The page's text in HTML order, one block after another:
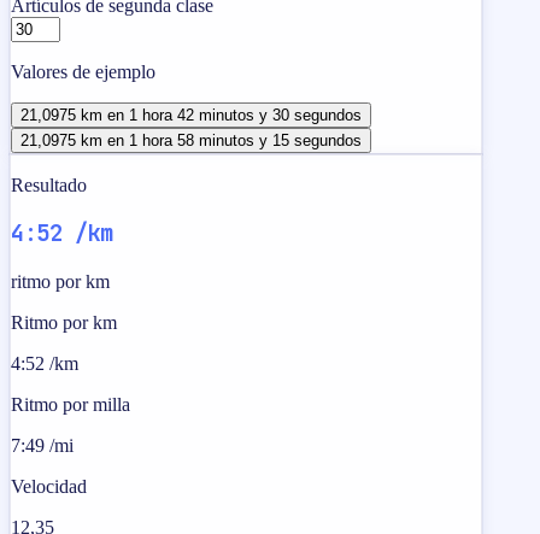
Artículos de segunda clase
Valores de ejemplo
21,0975 km en 1 hora 42 minutos y 30 segundos
21,0975 km en 1 hora 58 minutos y 15 segundos
Resultado
4:52 /km
ritmo por km
Ritmo por km
4:52 /km
Ritmo por milla
7:49 /mi
Velocidad
12,35